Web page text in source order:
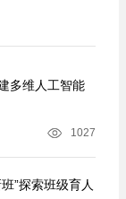
多维人工智能
1027
”探索班级育人